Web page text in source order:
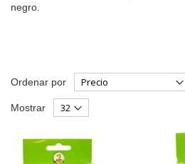
negro.
Ordenar por
Mostrar